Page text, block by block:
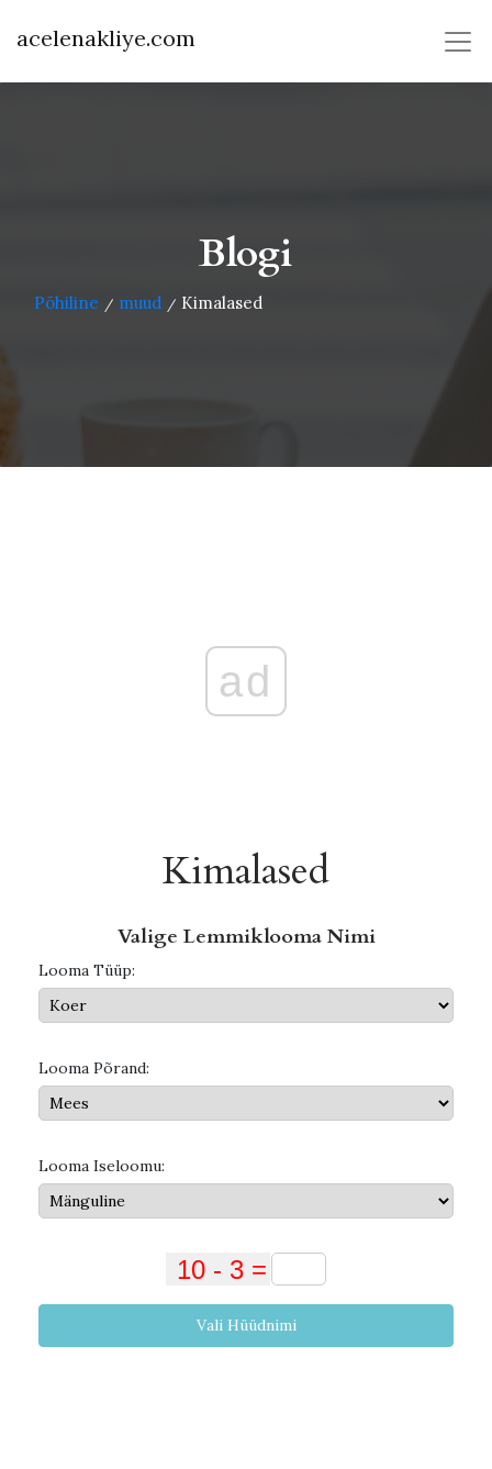
acelenakliye.com
Blogi
Põhiline / muud / Kimalased
ad
Kimalased
Valige Lemmiklooma Nimi
Looma Tüüp:
Looma Põrand:
Looma Iseloomu:
Vali Hüüdnimi